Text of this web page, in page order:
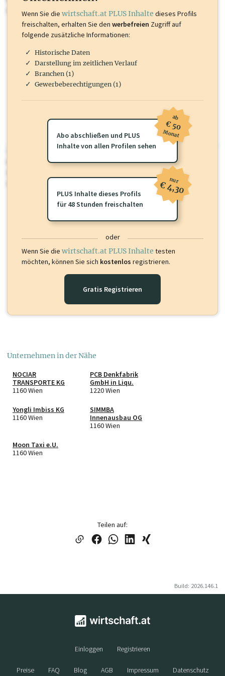
mehr.
wirtschaft.at PLUS
Für dieses Profil gibt es zusätzlichewirtschaft.at PLUS Inhalte
Sie momentan nicht einsehen können. Schalten Sie dieses Profil frei
oder loggen Sie sich ein um diese Inhalte zu sehen.
Wenn Sie die wirtschaft.at PLUS Inhalte dieses Profils
freischalten, erhalten Sie den werbefreien Zugriff auf
folgende zusätzliche Informationen:
Historische Daten
Darstellung im zeitlichen Verlauf
Branchen (1)
Gewerbeberechtigungen (1)
Abo abschließen und PLUS
Inhalte von allen Profilen sehen
ab
€ 50
Monat
PLUS Inhalte dieses Profils
für 48 Stunden freischalten
nur
€ 4,30
oder
Wenn Sie die wirtschaft.at PLUS Inhalte testen
möchten, können Sie sich kostenlos registrieren.
Gratis Registrieren
Unternehmen in der Nähe
NOCIAR
TRANSPORTE KG
1160 Wien
PCB Denkfabrik
GmbH in Liqu.
1220 Wien
Yongli Imbiss KG
1160 Wien
SIMMBA
Innenausbau OG
1160 Wien
Moon Taxi e.U.
1160 Wien
Teilen auf:
Build: 2026.146.1
Einloggen Registrieren
Preise FAQ Blog AGB Impressum Datenschutz